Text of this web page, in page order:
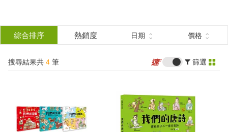
結
分類 (單選)
所有商品(4) 圖書(3)
綜合排序 熱銷度 日期 價格
搜尋結果共 4 筆 篩選